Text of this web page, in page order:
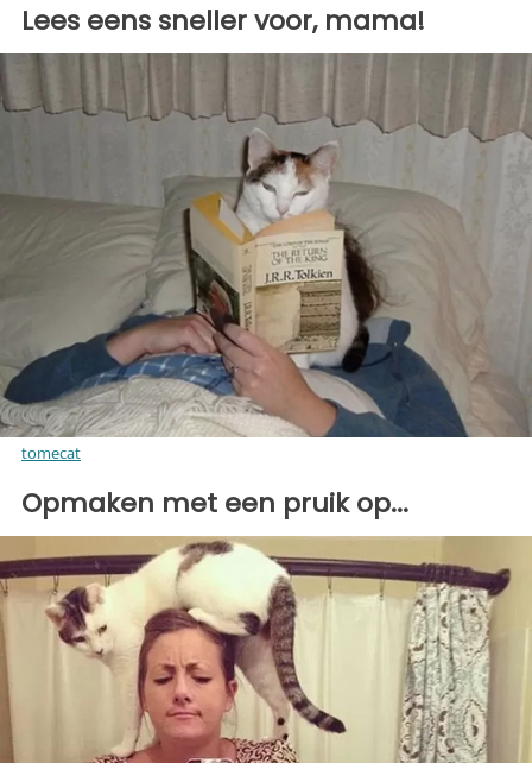
Lees eens sneller voor, mama!
tomecat
Opmaken met een pruik op...